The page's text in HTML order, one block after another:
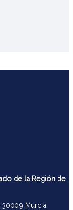
de la Región de
Murcia